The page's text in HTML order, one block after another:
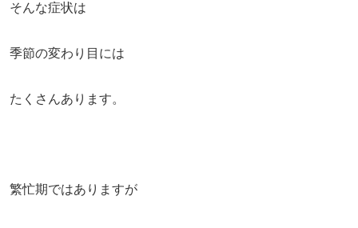
そんな症状は
季節の変わり目には
たくさんあります。
繁忙期ではありますが